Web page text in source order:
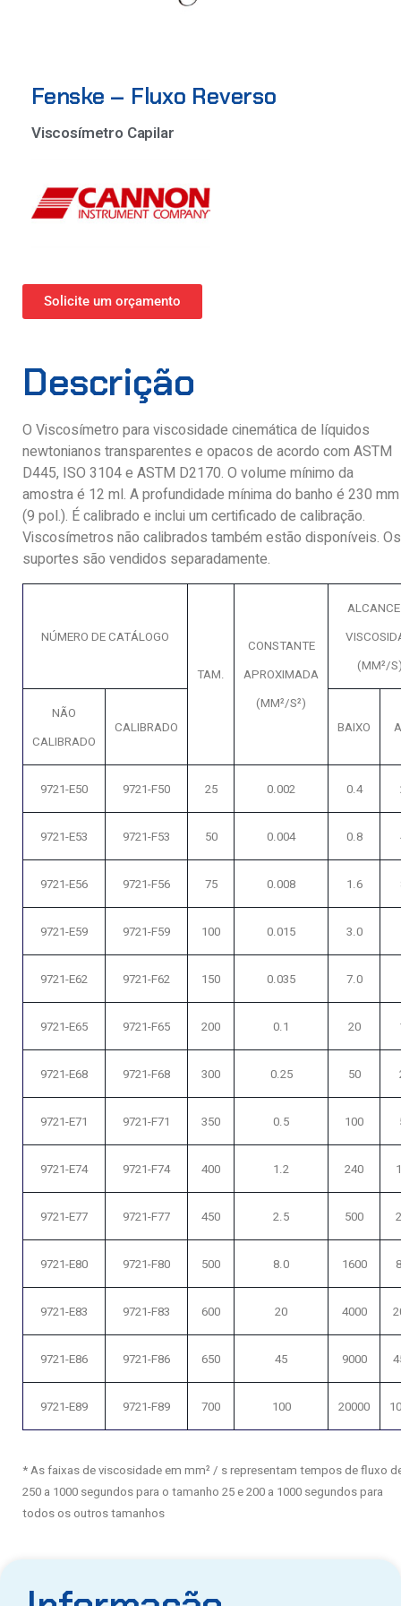
Fenske – Fluxo Reverso
Viscosímetro Capilar
Solicite um orçamento
Descrição
O Viscosímetro para viscosidade cinemática de líquidos
newtonianos transparentes e opacos de acordo com ASTM
D445, ISO 3104 e ASTM D2170. O volume mínimo da
amostra é 12 ml. A profundidade mínima do banho é 230 mm
(9 pol.). É calibrado e inclui um certificado de calibração.
Viscosímetros não calibrados também estão disponíveis. Os
suportes são vendidos separadamente.
NÚMERO DE CATÁLOGO
TAM.
CONSTANTE
APROXIMADA
(MM²/S²)
(MM²/
NÃO
CALIBRADO
CALIBRADO BAIXO
9721-E50 9721-F50 25 0.002 0.4
9721-E53 9721-F53 50 0.004 0.8
9721-E56 9721-F56 75 0.008 1.6
9721-E59 9721-F59 100 0.015 3.0
9721-E62 9721-F62 150 0.035 7.0
9721-E65 9721-F65 200 0.1 20
9721-E68 9721-F68 300 0.25 50
9721-E71 9721-F71 350 0.5 100
9721-E74 9721-F74 400 1.2 240
9721-E77 9721-F77 450 2.5 500
9721-E80 9721-F80 500 8.0 1600
9721-E83 9721-F83 600 20 4000
9721-E86 9721-F86 650 45 9000
9721-E89 9721-F89 700 100 20000
* As faixas de viscosidade em mm² / s representam tempos de fluxo
250 a 1000 segundos para o tamanho 25 e 200 a 1000 segundos para
todos os outros tamanhos